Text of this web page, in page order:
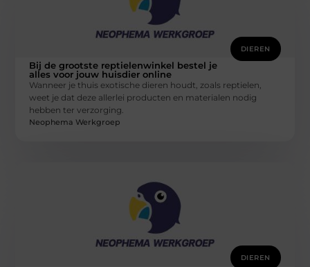
DIEREN
Bij de grootste reptielenwinkel bestel je
alles voor jouw huisdier online
Wanneer je thuis exotische dieren houdt, zoals reptielen,
weet je dat deze allerlei producten en materialen nodig
hebben ter verzorging.
Neophema Werkgroep
DIEREN